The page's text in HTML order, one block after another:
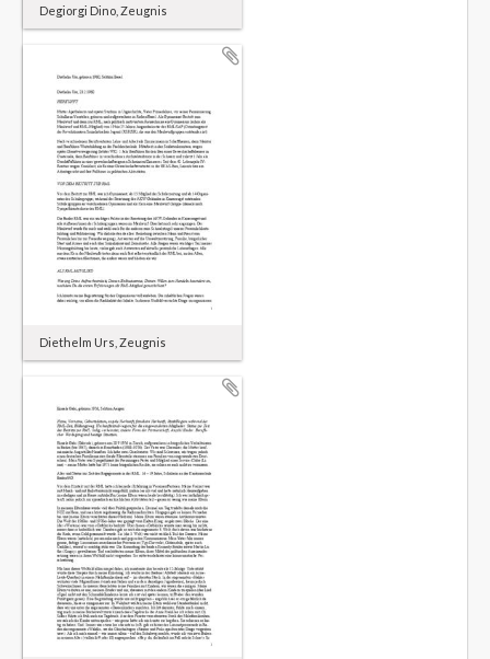
Degiorgi Dino, Zeugnis
Diethelm Urs, Zeugnis